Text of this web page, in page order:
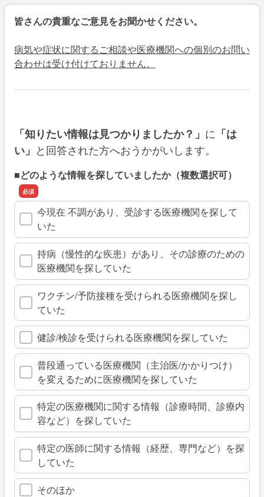
皆さんの貴重なご意見をお聞かせください。
病気や症状に関するご相談や医療機関への個別のお問い
合わせは受け付けておりません。
「知りたい情報は見つかりましたか？」 に 「は
い」 と回答された方へおうかがいします。
■どのような情報を探していましたか（複数選択可）
今現在 不調があり、受診する医療機関を探して
いた
持病（慢性的な疾患）があり、その診療のための
医療機関を探していた
ワクチン/予防接種を受けられる医療機関を探し
ていた
健診/検診を受けられる医療機関を探していた
普段通っている医療機関（主治医/かかりつけ）
を変えるために医療機関を探していた
特定の医療機関に関する情報（診療時間、診療内
容など）を探していた
特定の医師に関する情報（経歴、専門など）を探
していた
そのほか